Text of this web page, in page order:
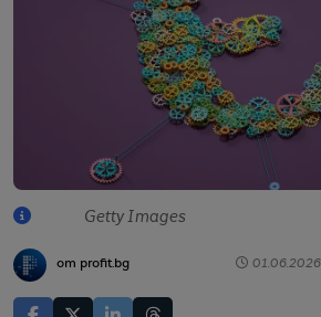
Getty Images
от profit.bg